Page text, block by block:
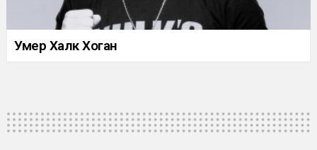
Умер Халк Хоган